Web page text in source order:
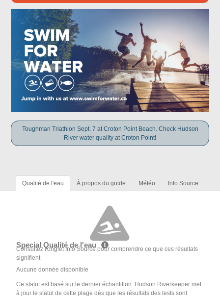
Toughman Triathlon Sept. 7 at Croton Point Beach. Check Hudson
River water quality at Croton Point!
Qualité de l'eau À propos du guide Météo Info Source
Special Qualité de l'eau
Consultez l'onglet Info Source pour comprendre ce que ces résultats
signifient
Aucune donnée disponible
Ce statut est basé sur le dernier échantillon. Hudson Riverkeeper met
à jour le statut de cette plage dès que les résultats des tests sont